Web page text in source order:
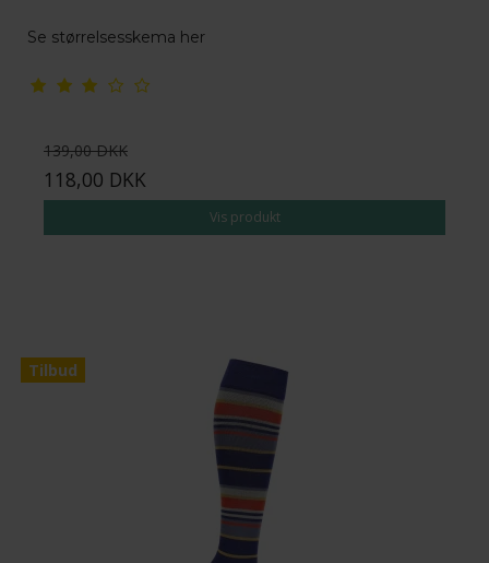
Se størrelsesskema her
139,00 DKK
118,00 DKK
Vis produkt
Tilbud